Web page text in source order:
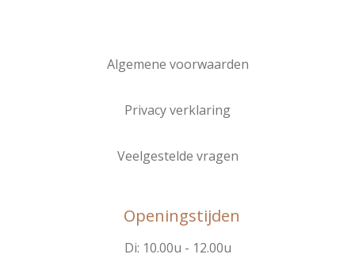
Algemene voorwaarden
Privacy verklaring
Veelgestelde vragen
Openingstijden
Di: 10.00u - 12.00u